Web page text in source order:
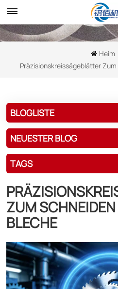
Heim
Präzisionskreissägeblätter
BLOGLISTE
NEUESTER BLOG
TAGS
ZUM
BLECHE